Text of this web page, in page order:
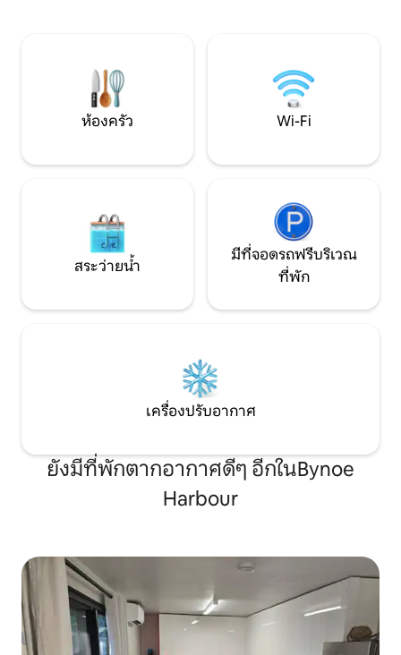
ห้องครัว Wi-Fi
สระว่ายน้ำ
มีที่จอดรถฟรีบริเวณ
ที่พัก
เครื่องปรับอากาศ
ยังมีที่พักตากอากาศดีๆ อีกในBynoe
Harbour